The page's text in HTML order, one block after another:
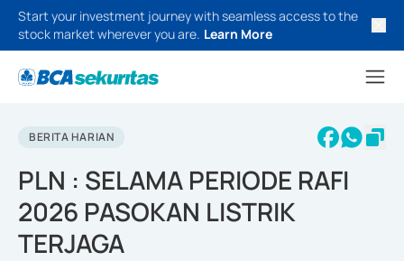
Start your investment journey with seamless access to the
stock market wherever you are. Learn More
BERITA HARIAN
PLN : SELAMA PERIODE RAFI
2026 PASOKAN LISTRIK
TERJAGA